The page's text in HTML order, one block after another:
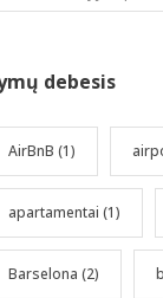
debesis
AirBnB (1)
apartamentai (1)
Barselona (2)